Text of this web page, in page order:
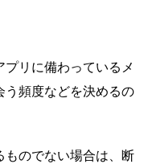
リに備わっているメ
う頻度などを決めるの
ものでない場合は、断